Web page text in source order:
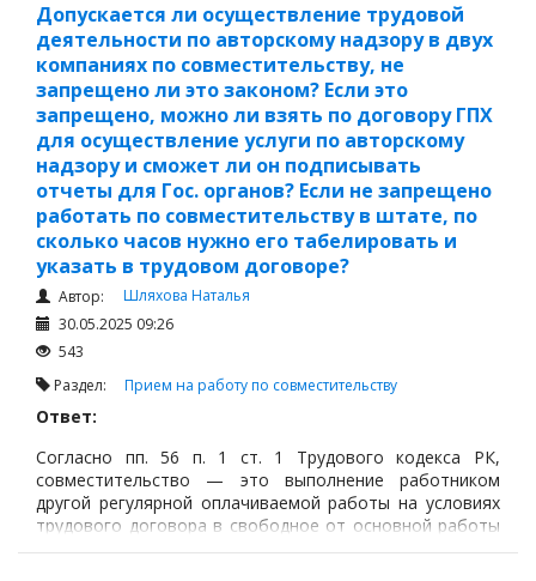
Допускается ли осуществление трудовой
деятельности по авторскому надзору в двух
компаниях по совместительству, не
запрещено ли это законом? Если это
запрещено, можно ли взять по договору ГПХ
для осуществление услуги по авторскому
надзору и сможет ли он подписывать
отчеты для Гос. органов? Если не запрещено
работать по совместительству в штате, по
сколько часов нужно его табелировать и
указать в трудовом договоре?
Автор:
Шляхова Наталья
30.05.2025 09:26
543
Раздел: Прием на работу по совместительству
Ответ:
Согласно пп. 56 п. 1 ст. 1 Трудового кодекса РК,
совместительство — это выполнение работником
другой регулярной оплачиваемой работы на условиях
трудового договора в свободное от основной работы
время.